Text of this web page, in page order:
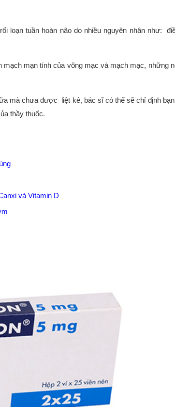
loạn tuần hoàn não do nhiều nguyên nhân như:
mạn tính của võng mạc và mạch mạc, những
mà chưa được liệt kê, bác sĩ có thể sẽ chỉ định
thầy thuốc.
và Vitamin D